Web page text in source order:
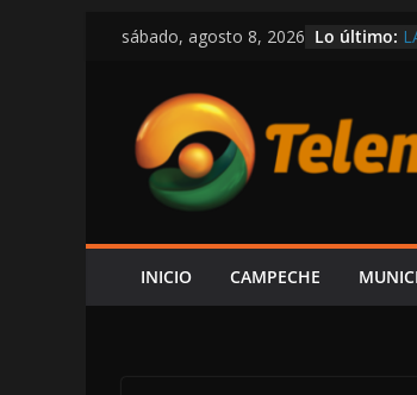
Saltar
contenido
sábado, agosto 8, 2026 Lo último:
INICIO CAMPECHE